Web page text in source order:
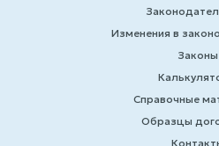
Изменения в
Законы
Справочные
Образцы